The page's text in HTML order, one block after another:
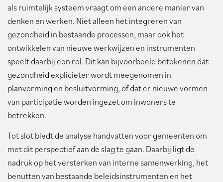
als ruimtelijk systeem vraagt om een andere manier van
denken en werken. Niet alleen het integreren van
gezondheid in bestaande processen, maar ook het
ontwikkelen van nieuwe werkwijzen en instrumenten
speelt daarbij een rol. Dit kan bijvoorbeeld betekenen dat
gezondheid explicieter wordt meegenomen in
planvorming en besluitvorming, of dat er nieuwe vormen
van participatie worden ingezet om inwoners te
betrekken.
Tot slot biedt de analyse handvatten voor gemeenten om
met dit perspectief aan de slag te gaan. Daarbij ligt de
nadruk op het versterken van interne samenwerking, het
benutten van bestaande beleidsinstrumenten en het